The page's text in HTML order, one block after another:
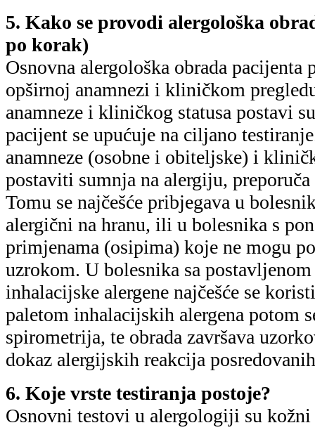
5. Kako se provodi alergološka
po korak)
Osnovna alergološka obrada pacijenta
opširnoj anamnezi i kliničkom
anamneze i kliničkog statusa postavi
pacijent se upućuje na ciljano
anamneze (osobne i obiteljske) i
postaviti sumnja na alergiju,
Tomu se najčešće pribjegava u
alergični na hranu, ili u bolesnika s
primjenama (osipima) koje ne mogu
uzrokom. U bolesnika sa
inhalacijske alergene najčešće se
paletom inhalacijskih alergena potom
spirometrija, te obrada završava
dokaz alergijskih reakcija
6. Koje vrste testiranja postoje?
Osnovni testovi u alergologiji su